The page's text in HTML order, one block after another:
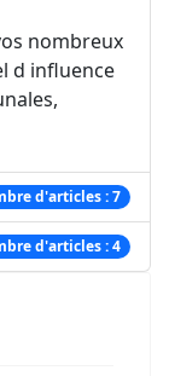
nombreux
d influence
d'articles : 7
d'articles : 4